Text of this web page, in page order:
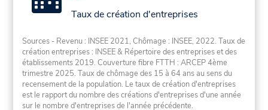
Taux de création d'entreprises
Sources - Revenu : INSEE 2021, Chômage : INSEE, 2022. Taux de
création entreprises : INSEE & Répertoire des entreprises et des
établissements 2019. Couverture fibre FTTH : ARCEP 4ème
trimestre 2025. Taux de chômage des 15 à 64 ans au sens du
recensement de la population. Le taux de création d'entreprises
est le rapport du nombre des créations d'entreprises d'une année
sur le nombre d'entreprises de l'année précédente.